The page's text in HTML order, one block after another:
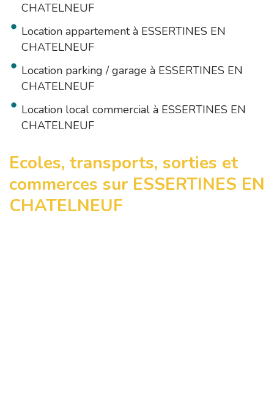
CHATELNEUF
Location appartement à ESSERTINES EN
CHATELNEUF
Location parking / garage à ESSERTINES EN
CHATELNEUF
Location local commercial à ESSERTINES EN
CHATELNEUF
Ecoles, transports, sorties et
commerces sur ESSERTINES EN
CHATELNEUF